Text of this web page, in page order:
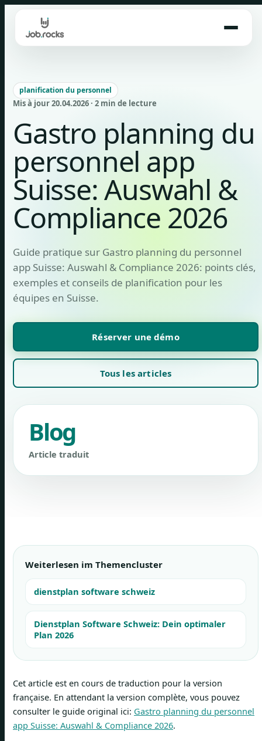
content
planification du personnel
Mis à jour 20.04.2026 · 2 min de lecture
Gastro planning du
personnel app
Suisse: Auswahl &
Compliance 2026
Guide pratique sur Gastro planning du personnel
app Suisse: Auswahl & Compliance 2026: points clés,
exemples et conseils de planification pour les
équipes en Suisse.
Réserver une démo
Tous les articles
Blog
Article traduit
Weiterlesen im Themencluster
dienstplan software schweiz
Dienstplan Software Schweiz: Dein optimaler
Plan 2026
Cet article est en cours de traduction pour la version
française. En attendant la version complète, vous pouvez
consulter le guide original ici: Gastro planning du personnel
app Suisse: Auswahl & Compliance 2026.